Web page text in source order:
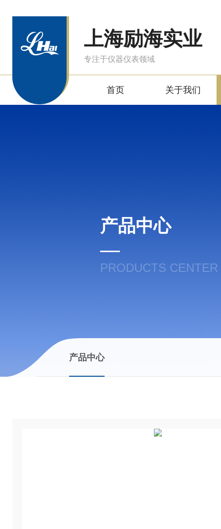
上海励海实业
专注于仪器仪表领域
首页 关于我们
产品中心
PRODUCTS CENTER
产品中心